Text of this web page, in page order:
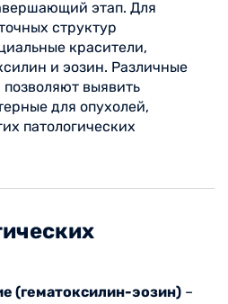
этап. Для
структур
красители,
и эозин. Различные
выявить
для опухолей,
патологических
(гематоксилин-эозин) –